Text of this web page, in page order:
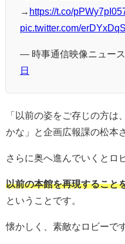
→ https://t.co/
pic.twitter.com/
— 時事通信映像ニュー
日
「以前の姿をご存じの方は
かな」と企画広報課の松本
さらに奥へ進んでいくとロ
以前の本館を再現すること
ということです。
懐かしく、素敵なロビーで